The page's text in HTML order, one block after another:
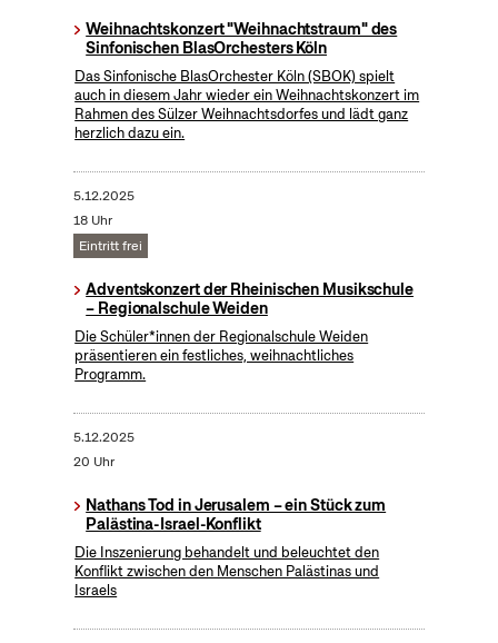
Weihnachtskonzert "Weihnachtstraum" des
Sinfonischen BlasOrchesters Köln
Das Sinfonische BlasOrchester Köln (SBOK) spielt
auch in diesem Jahr wieder ein Weihnachtskonzert im
Rahmen des Sülzer Weihnachtsdorfes und lädt ganz
herzlich dazu ein.
5.12.2025
18 Uhr
Eintritt frei
Adventskonzert der Rheinischen Musikschule
– Regionalschule Weiden
Die Schüler*innen der Regionalschule Weiden
präsentieren ein festliches, weihnachtliches
Programm.
5.12.2025
20 Uhr
Nathans Tod in Jerusalem – ein Stück zum
Palästina-Israel-Konflikt
Die Inszenierung behandelt und beleuchtet den
Konflikt zwischen den Menschen Palästinas und
Israels